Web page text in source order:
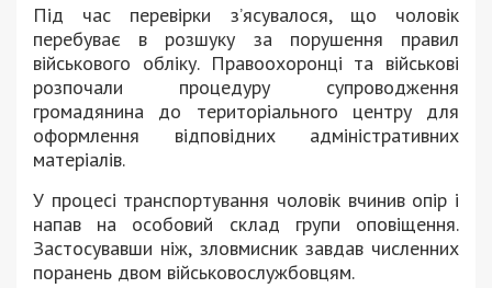
Під час перевірки з’ясувалося, що чоловік
перебуває в розшуку за порушення правил
військового обліку. Правоохоронці та військові
розпочали процедуру супроводження
громадянина до територіального центру для
оформлення відповідних адміністративних
матеріалів.
У процесі транспортування чоловік вчинив опір і
напав на особовий склад групи оповіщення.
Застосувавши ніж, зловмисник завдав численних
поранень двом військовослужбовцям.